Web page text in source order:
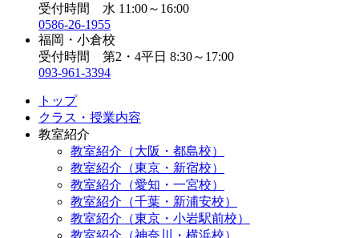
受付時間 水 11:00～16:00
0586-26-1955
福岡・小倉校
受付時間 第2・4平日 8:30～17:00
093-961-3394
トップ
クラス・授業内容
教室紹介
教室紹介（大阪・都島校）
教室紹介（東京・新宿校）
教室紹介（愛知・一宮校）
教室紹介（千葉・新浦安校）
教室紹介（東京・小岩駅前校）